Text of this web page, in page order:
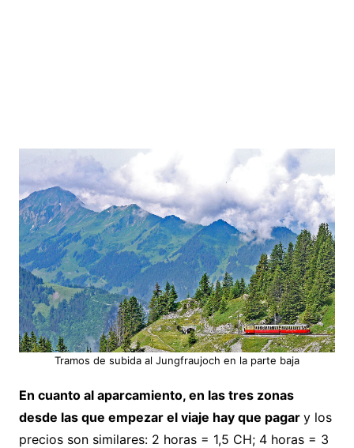
Tramos de subida al Jungfraujoch en la parte baja
En cuanto al aparcamiento, en las tres zonas
desde las que empezar el viaje hay que pagar y los
precios son similares: 2 horas = 1,5 CH; 4 horas = 3